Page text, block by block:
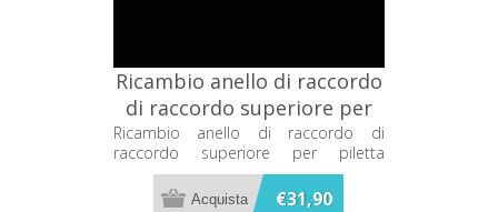
Ricambio anello di raccordo
di raccordo superiore per
piletta Disenia
RCPLRACSAC4
Ricambio anello di raccordo di
raccordo superiore per piletta
Disenia RCPLRACSAC4
€31,90